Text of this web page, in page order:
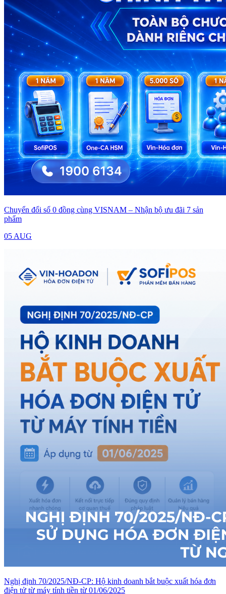
Chuyển đổi số 0 đồng cùng VISNAM – Nhận bộ ưu đãi 7 sản
phẩm
05 AUG
Nghị định 70/2025/NĐ-CP: Hộ kinh doanh bắt buộc xuất hóa đơn
điện tử từ máy tính tiền từ 01/06/2025